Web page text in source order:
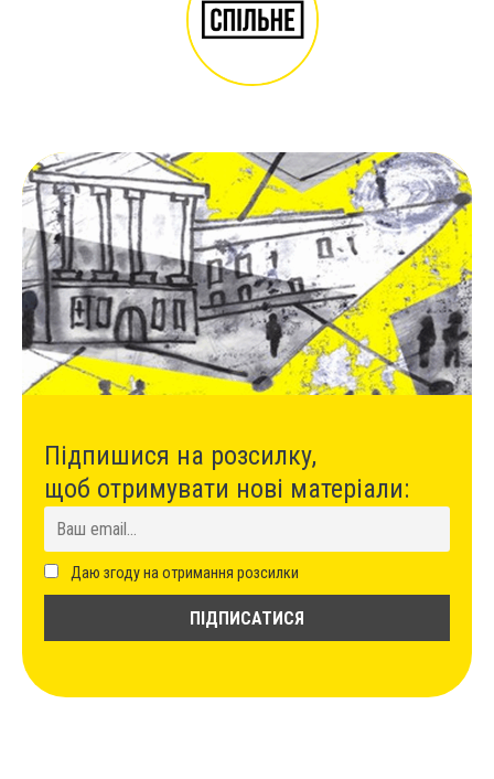
Підпишися на розсилку,
щоб отримувати нові матеріали:
Даю згоду на отримання розсилки